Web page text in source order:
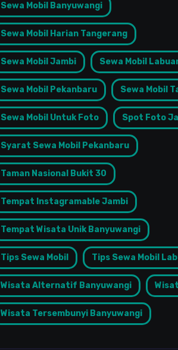
Sewa Mobil Banyuwangi
Sewa Mobil Harian Tangerang
Sewa Mobil Jambi Sewa Mobil
Sewa Mobil Pekanbaru Sewa Mobil
Sewa Mobil Untuk Foto Spot Foto
Syarat Sewa Mobil Pekanbaru
Taman Nasional Bukit 30
Tempat Instagramable Jambi
Tempat Wisata Unik Banyuwangi
Tips Sewa Mobil Tips Sewa Mobil
Wisata Alternatif Banyuwangi
Wisata Tersembunyi Banyuwangi